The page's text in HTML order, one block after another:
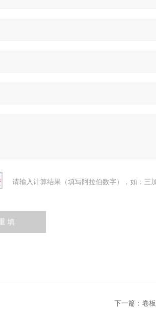
请输入计算结果（填写阿拉伯数字），如：三
下一篇： 卷